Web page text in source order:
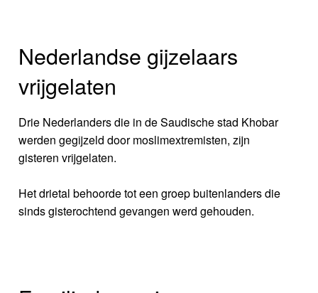
Nederlandse gijzelaars
vrijgelaten
Drie Nederlanders die in de Saudische stad Khobar
werden gegijzeld door moslimextremisten, zijn
gisteren vrijgelaten.
Het drietal behoorde tot een groep buitenlanders die
sinds gisterochtend gevangen werd gehouden.